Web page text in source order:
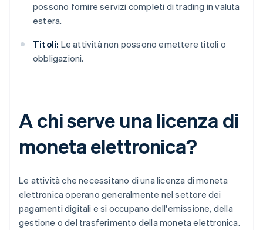
possono fornire servizi completi di trading in valuta
estera.
Titoli: Le attività non possono emettere titoli o
obbligazioni.
A chi serve una licenza di
moneta elettronica?
Le attività che necessitano di una licenza di moneta
elettronica operano generalmente nel settore dei
pagamenti digitali e si occupano dell'emissione, della
gestione o del trasferimento della moneta elettronica.